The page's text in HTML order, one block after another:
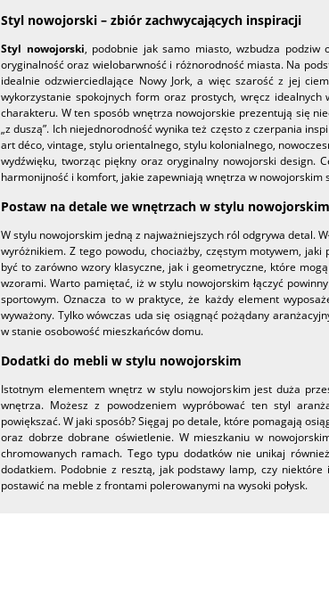
Styl nowojorski – zbiór zachwycających inspiracji
Styl nowojorski, podobnie jak samo miasto, wzbudza podziw
oryginalność oraz wielobarwność i różnorodność miasta. Na
idealnie odzwierciedlające Nowy Jork, a więc szarość z jej
wykorzystanie spokojnych form oraz prostych, wręcz
charakteru. W ten sposób wnętrza nowojorskie prezentują się
„z duszą”. Ich niejednorodność wynika też często z czerpania
art déco, vintage, stylu orientalnego, stylu kolonialnego,
wydźwięku, tworząc piękny oraz oryginalny nowojorski design.
harmonijność i komfort, jakie zapewniają wnętrza w nowojorskim
Postaw na detale we wnętrzach w stylu nowojorskim
W stylu nowojorskim jedną z najważniejszych ról odgrywa detal.
wyróżnikiem. Z tego powodu, chociażby, częstym motywem,
być to zarówno wzory klasyczne, jak i geometryczne, które
wzorami. Warto pamiętać, iż w stylu nowojorskim łączyć
sportowym. Oznacza to w praktyce, że każdy element
wyważony. Tylko wówczas uda się osiągnąć pożądany
w stanie osobowość mieszkańców domu.
Dodatki do mebli w stylu nowojorskim
Istotnym elementem wnętrz w stylu nowojorskim jest duża
wnętrza. Możesz z powodzeniem wypróbować ten styl
powiększać. W jaki sposób? Sięgaj po detale, które pomagają
oraz dobrze dobrane oświetlenie. W mieszkaniu w
chromowanych ramach. Tego typu dodatków nie unikaj
dodatkiem. Podobnie z resztą, jak podstawy lamp, czy
postawić na meble z frontami polerowanymi na wysoki połysk.